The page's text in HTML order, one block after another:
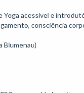
acessível e
consciência
Blumenau)